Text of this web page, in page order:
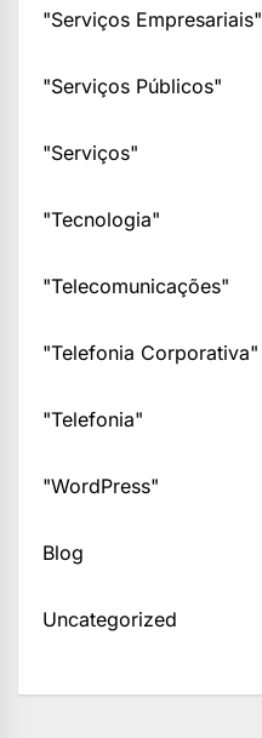
"Serviços Empresariais"
"Serviços Públicos"
"Serviços"
"Tecnologia"
"Telecomunicações"
"Telefonia Corporativa"
"Telefonia"
"WordPress"
Blog
Uncategorized